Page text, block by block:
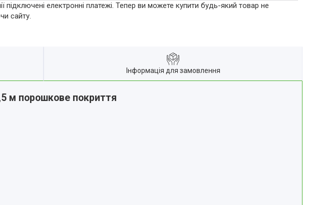
підключені електронні платежі. Тепер ви можете купити будь-який товар не
сайту.
Інформація для замовлення
м порошкове покриття